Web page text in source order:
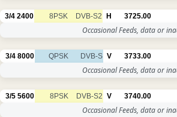
3725.00
H
DVB-S2
8PSK
2400
3/4
Occasional Feeds, data or
3733.00
V
DVB-S
QPSK
8000
3/4
Occasional Feeds, data or
3740.00
V
DVB-S2
8PSK
5600
3/5
Occasional Feeds, data or